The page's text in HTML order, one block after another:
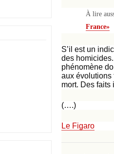
À lire
France»
S’il est un
des
phénomène
aux évolutions
mort. Des faits
(….)
Le Figaro